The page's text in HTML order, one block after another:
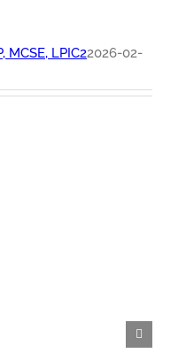
MCSE, LPIC22026-02-